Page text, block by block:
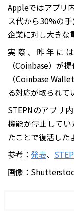
Appleではアプリ
ス代から30%の
企業に対し大きな
実際、昨年に
（Coinbase）が
（Coinbase
る対応が取られて
STEPNのアプリ
機能が停止してい
たことで復活した
参考： 発表、
画像：